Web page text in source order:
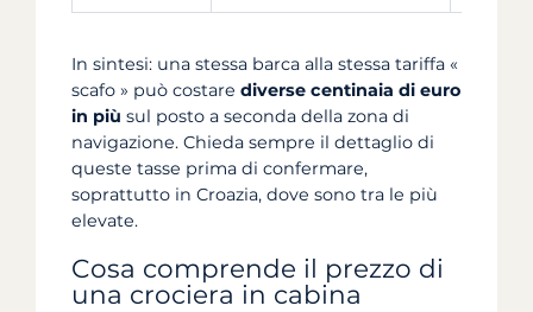
In sintesi: una stessa barca alla stessa tariffa «
scafo » può costare diverse centinaia di euro
in più sul posto a seconda della zona di
navigazione. Chieda sempre il dettaglio di
queste tasse prima di confermare,
soprattutto in Croazia, dove sono tra le più
elevate.
Cosa comprende il prezzo di
una crociera in cabina